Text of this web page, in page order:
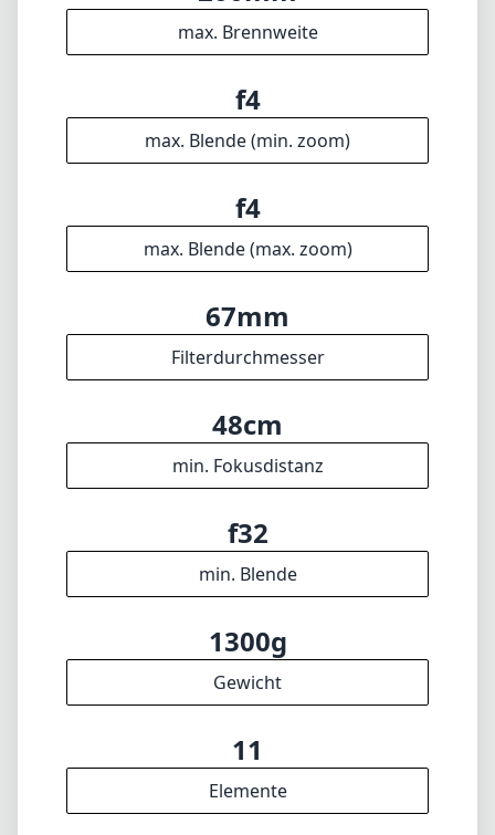
max. Brennweite
f4
max. Blende (min. zoom)
f4
max. Blende (max. zoom)
67mm
Filterdurchmesser
48cm
min. Fokusdistanz
f32
min. Blende
1300g
Gewicht
11
Elemente